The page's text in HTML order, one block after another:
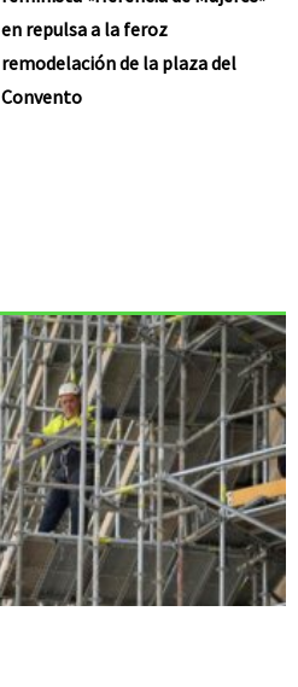
en repulsa a la feroz
remodelación de la plaza del
Convento